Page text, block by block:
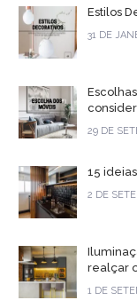
Estilos
31 DE
29 DE
15
2 DE
realçar
1 DE